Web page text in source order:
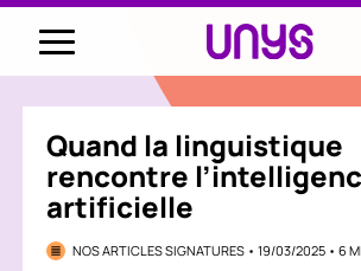
Quand la linguistique
rencontre
artificielle
NOS ARTICLES SIGNATURES • 19/03/2025 • 6